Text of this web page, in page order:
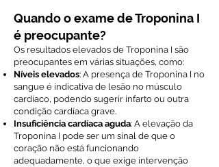
Quando o exame de Troponina I
é preocupante?
Os resultados elevados de Troponina I são
preocupantes em várias situações, como:
Níveis elevados: A presença de Troponina I no
sangue é indicativa de lesão no músculo
cardíaco, podendo sugerir infarto ou outra
condição cardíaca grave.
Insuficiência cardíaca aguda: A elevação da
Troponina I pode ser um sinal de que o
coração não está funcionando
adequadamente, o que exige intervenção